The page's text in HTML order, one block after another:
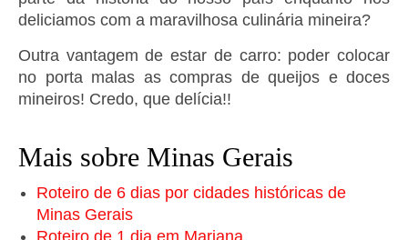
deliciamos com a maravilhosa culinária mineira?
Outra vantagem de estar de carro: poder colocar
no porta malas as compras de queijos e doces
mineiros! Credo, que delícia!!
Mais sobre Minas Gerais
Roteiro de 6 dias por cidades históricas de
Minas Gerais